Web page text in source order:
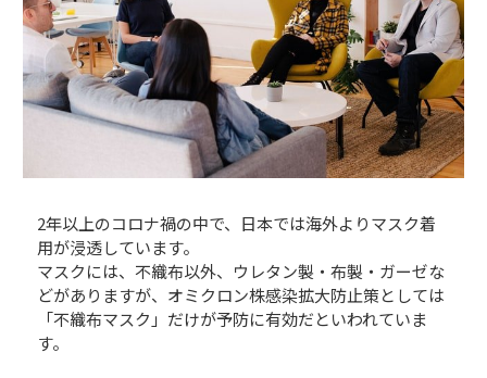
2年以上のコロナ禍の中で、日本では海外よりマスク着
用が浸透しています。
マスクには、不織布以外、ウレタン製・布製・ガーゼな
どがありますが、オミクロン株感染拡大防止策としては
「不織布マスク」だけが予防に有効だといわれていま
す。